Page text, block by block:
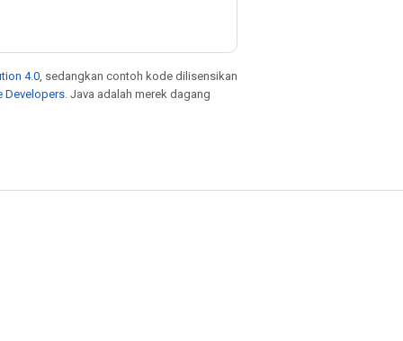
4.0 , sedangkan contoh kode dilisensikan
Developers . Java adalah merek dagang